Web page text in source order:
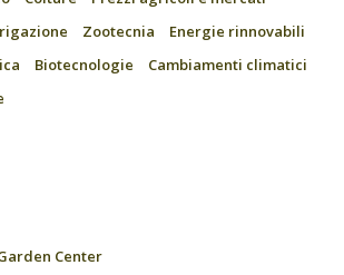
Zootecnia
Energie rinnovabili
Biotecnologie
Cambiamenti climatici
Center